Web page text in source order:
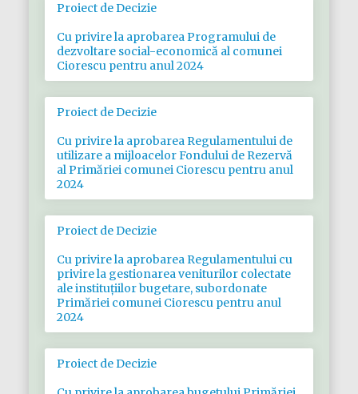
Proiect de Decizie
Cu privire la aprobarea Programului de
dezvoltare social-economică al comunei
Ciorescu pentru anul 2024
Proiect de Decizie
Cu privire la aprobarea Regulamentului de
utilizare a mijloacelor Fondului de Rezervă
al Primăriei comunei Ciorescu pentru anul
2024
Proiect de Decizie
Cu privire la aprobarea Regulamentului cu
privire la gestionarea veniturilor colectate
ale instituţiilor bugetare, subordonate
Primăriei comunei Ciorescu pentru anul
2024
Proiect de Decizie